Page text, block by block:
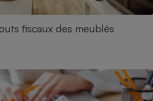
fiscaux des meublés